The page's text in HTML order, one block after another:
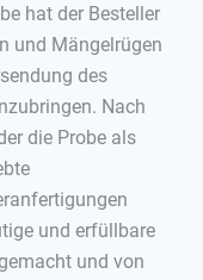
hat der Besteller
und Mängelrügen
des
Nach
die Probe als
und erfüllbare
und von